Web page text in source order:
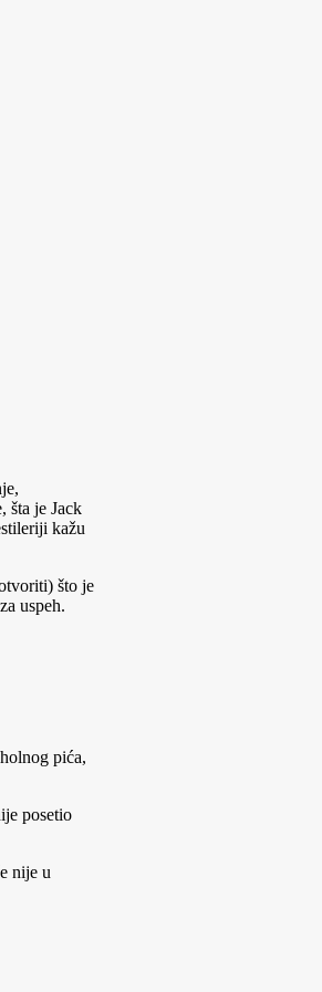
šta je Jack
kažu
što je
uspeh.
pića,
posetio
nije u